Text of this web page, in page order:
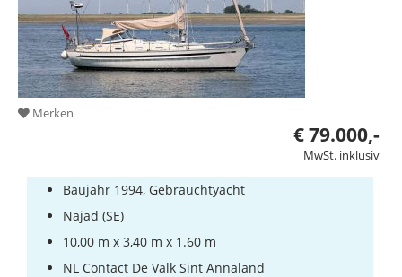
Merken
€ 79.000,-
MwSt. inklusiv
Baujahr 1994, Gebrauchtyacht
Najad (SE)
10,00 m x 3,40 m x 1.60 m
NL Contact De Valk Sint Annaland